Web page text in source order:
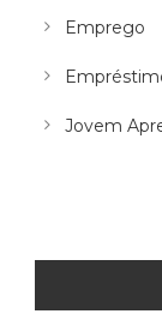
Emprego
Jovem